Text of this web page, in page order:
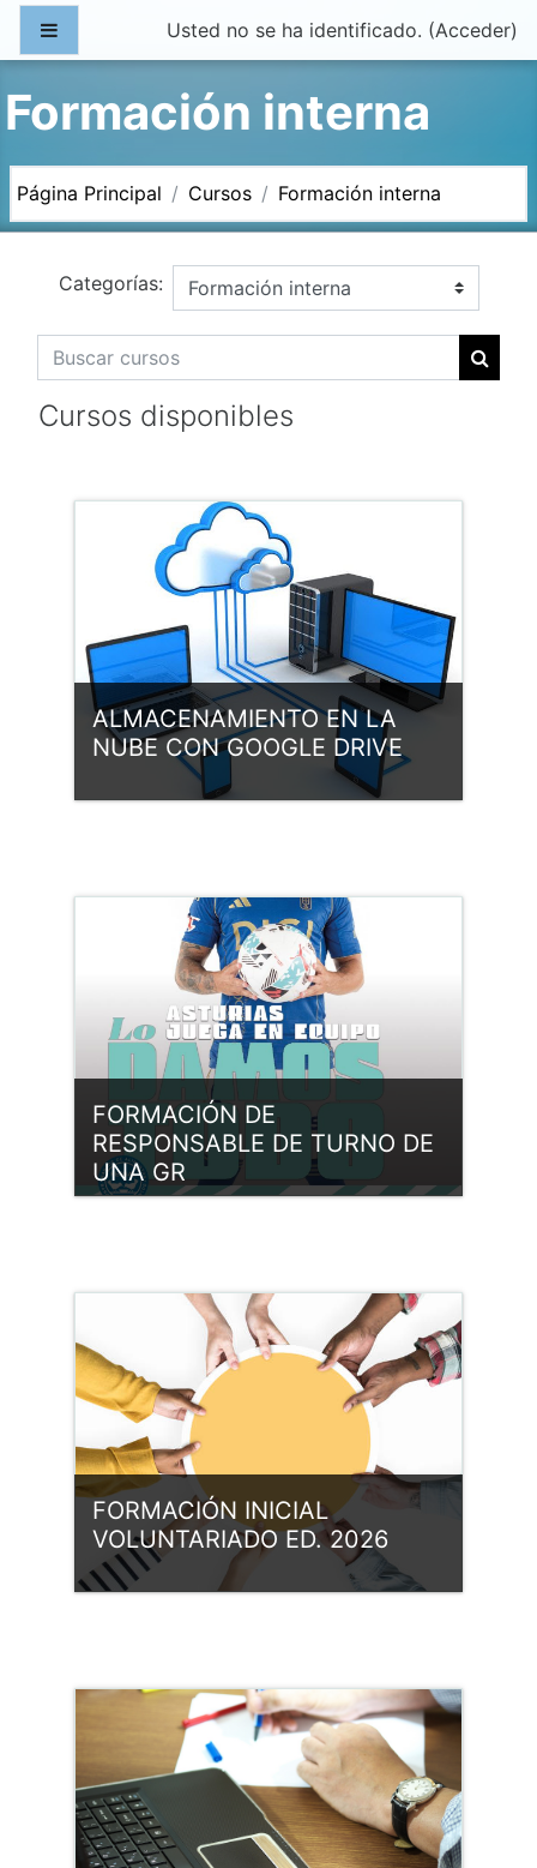
Salta al contenido principal
Panel lateralUsted no se ha identificado. (Acceder)
Formación interna
Página Principal Cursos Formación interna
Categorías:
Buscar cursos
Cursos disponibles
ALMACENAMIENTO EN LA
NUBE CON GOOGLE DRIVE
Profesor: Isabel Amanda Álvarez
Profesor: Alejandro González
Fernández
Profesor: Juan Carlos Muñoz
Hevia
FORMACIÓN DE
RESPONSABLE DE TURNO DE
UNA GR
Profesor: Isabel Amanda Álvarez
Profesor: Xuan Carlos Flórez
López
Profesor: Alejandro González
Fernández
Profesor: Manuel Mori Menéndez
Profesor: Elena Yaguez Rivas
FORMACIÓN INICIAL
VOLUNTARIADO ED. 2026
Profesor: Inmaculada Argüelles
Suárez
Profesor: Vicente Barriales
Álvarez
Profesor: Alejandro González
Fernández